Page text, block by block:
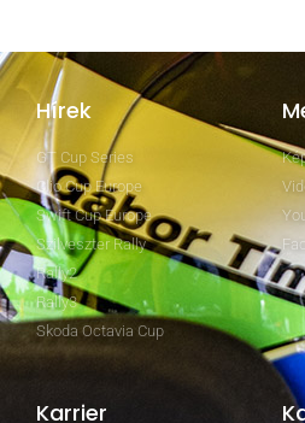
Hírek
GT Cup Series
Clio Cup Europe
Swift Cup Europe
Szilveszter Rally
Rally2
Rally3
Skoda Octavia Cup
Karrier